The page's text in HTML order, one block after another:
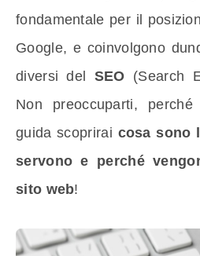
fondamentale per il
Google, e coinvolgono
diversi del SEO (Search
Non preoccuparti,
guida scoprirai cosa sono
servono e perché
sito web!